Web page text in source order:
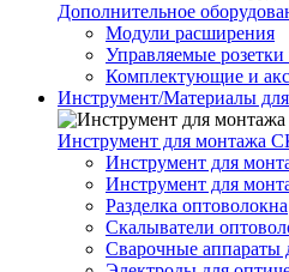
Дополнительное
Модули расширения
Управляемые розетки
Комплектующие и
Инструмент/Материалы
Инструмент для монтажа
Инструмент для
Инструмент для
Разделка оптоволокна
Скалыватели
Сварочные аппараты